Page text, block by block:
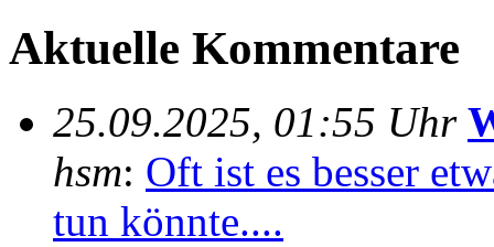
Aktuelle Kommentare
25.09.2025, 01:55 Uhr
hsm: Oft ist es besser
tun könnte....